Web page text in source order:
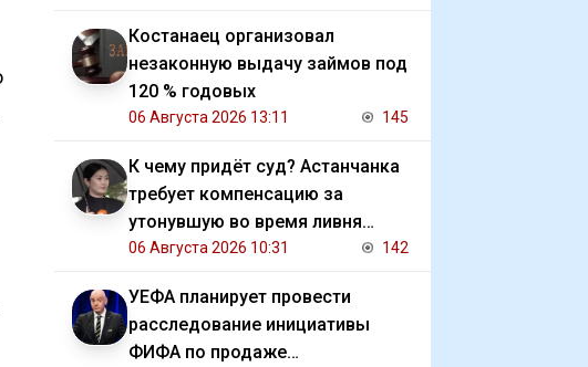
Костанаец организовал
незаконную выдачу займов под
120 % годовых
06 Августа 2026 13:11 145
К чему придёт суд? Астанчанка
требует компенсацию за
утонувшую во время ливня
иномарку
06 Августа 2026 10:31 142
УЕФА планирует провести
расследование инициативы
ФИФА по продаже